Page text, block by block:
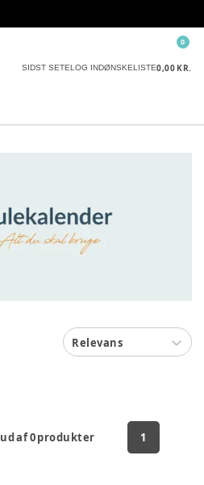
SIDST SETELOG INDØNSKELISTE0,00 KR.
0
Relevans
ud af0produkter 1